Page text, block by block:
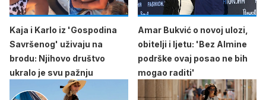
Kaja i Karlo iz 'Gospodina
Savršenog' uživaju na
brodu: Njihovo društvo
ukralo je svu pažnju
Amar Bukvić o novoj ulozi,
obitelji i ljetu: 'Bez Almine
podrške ovaj posao ne bih
mogao raditi'